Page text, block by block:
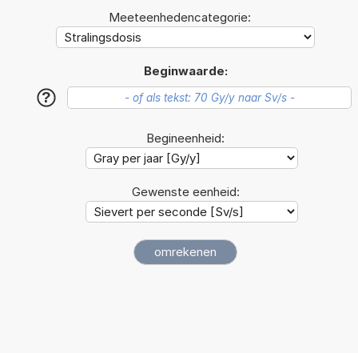
Meeteenhedencategorie:
Beginwaarde:
?
Begineenheid:
Gewenste eenheid: